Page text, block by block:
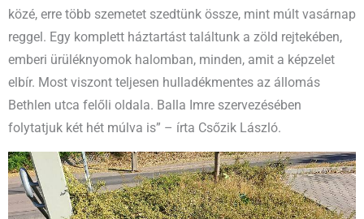
közé, erre több szemetet szedtünk össze, mint múlt vasárnap
reggel. Egy komplett háztartást találtunk a zöld rejtekében,
emberi ürüléknyomok halomban, minden, amit a képzelet
elbír. Most viszont teljesen hulladékmentes az állomás
Bethlen utca felőli oldala. Balla Imre szervezésében
folytatjuk két hét múlva is” – írta Csőzik László.